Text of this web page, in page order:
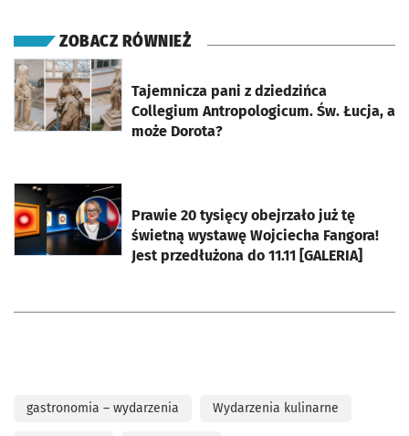
ZOBACZ RÓWNIEŻ
Tajemnicza pani z dziedzińca
Collegium Antropologicum. Św. Łucja, a
może Dorota?
otworzy się w nowej karcie
Prawie 20 tysięcy obejrzało już tę
świetną wystawę Wojciecha Fangora!
Jest przedłużona do 11.11 [GALERIA]
otworzy się w nowej karcie
gastronomia – wydarzenia Wydarzenia kulinarne